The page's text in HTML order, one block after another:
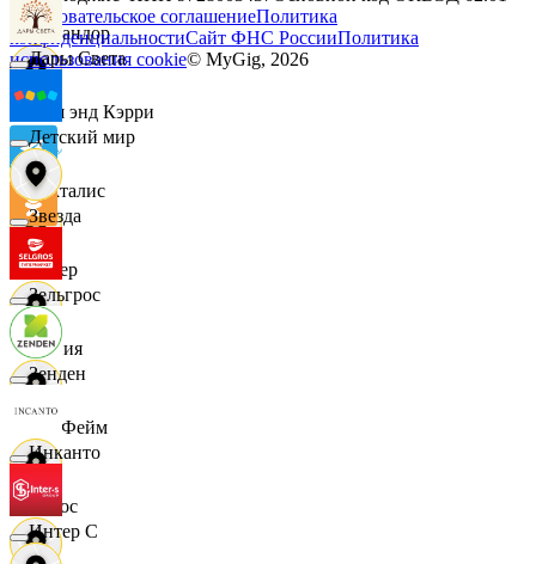
Командор
Кэш энд Кэрри
Лакталис
Левер
Линия
ЛисФейм
Логос
Дары Света
Детский мир
Звезда
Зельгрос
Зенден
Инканто
Интер С
Пользовательское соглашениеПолитика
конфиденциальностиСайт ФНС РоссииПолитика
использования cookie© MyGig, 2026